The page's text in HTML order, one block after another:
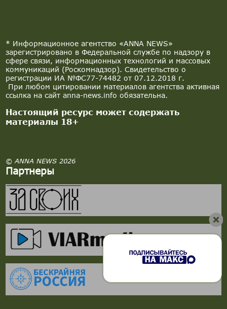
* Информационное агентство «ANNA NEWS»
зарегистрировано в Федеральной службе по надзору в
сфере связи, информационных технологий и массовых
коммуникаций (Роскомнадзор). Свидетельство о
регистрации ИА №ФС77-74482 от 07.12.2018 г.
При любом цитировании материалов агентства активная
ссылка на сайт anna-news.info обязательна.
Настоящий ресурс может содержать
материалы 18+
© ANNA NEWS 2026
Партнеры